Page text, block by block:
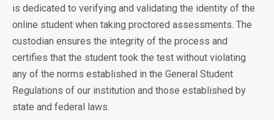
is dedicated to verifying and validating the identity of the
online student when taking proctored assessments. The
custodian ensures the integrity of the process and
certifies that the student took the test without violating
any of the norms established in the General Student
Regulations of our institution and those established by
state and federal laws.